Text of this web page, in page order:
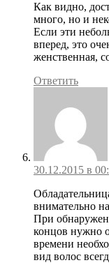
Как видно,
много, но и
Если эти
вперед, это
женственная,
Ответить
30.12.2015 в
внимательно
При
концов нужно
времени
вид волос